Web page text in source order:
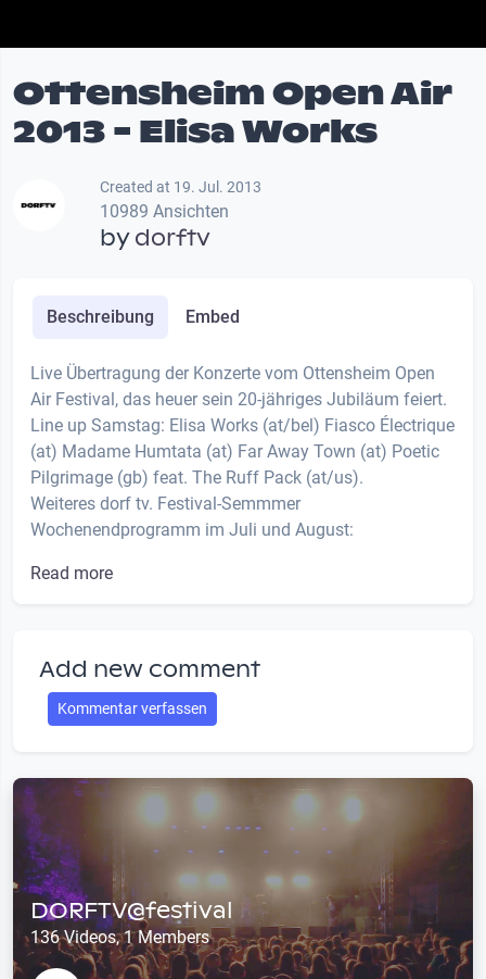
Ottensheim Open Air
2013 - Elisa Works
Created at 19. Jul. 2013
10989 Ansichten
bydorftv
Beschreibung Embed
Live Übertragung der Konzerte vom Ottensheim Open
Air Festival, das heuer sein 20-jähriges Jubiläum feiert.
Line up Samstag: Elisa Works (at/bel) Fiasco Électrique
(at) Madame Humtata (at) Far Away Town (at) Poetic
Pilgrimage (gb) feat. The Ruff Pack (at/us).
Weiteres dorf tv. Festival-Semmmer
Wochenendprogramm im Juli und August:
Read more
Add new comment
Kommentar verfassen
DORFTV@festival
136 Videos, 1 Members